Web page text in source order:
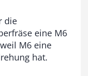
die
eine M6
M6 eine
hat.